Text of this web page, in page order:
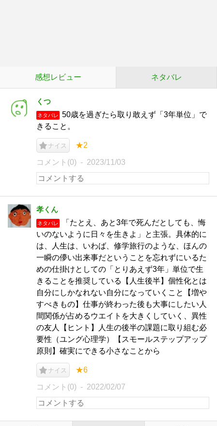
感想レビュー ネタバレ
くつ
ネタバレ
50歳を過ぎたら取り敢えず「3年単位」で
きること。
ナイス ★2
コメント(0) 2023/11/03
孝くん
ネタバレ
「たとえ、あと3年で死んだとしても、悔
いのないように日々を生きよ」と主張。具体的に
は、人生は、いわば、修学旅行のような、ほんの
一瞬の儚い出来事だということを忘れずにいるた
めの仕掛けとしての「とりあえず3年」単位で生
きることを推奨している【人生後半】個性化とは
自分にしかなれない自分になっていくこと【増や
すべきもの】仕事が終わった後も大事にしたい人
間関係が占めるウエイトを大きくしていく、異性
の友人【ヒント】人生の後半の課題に取り組む必
要性（ユング心理学）【スモールステップアップ
原則】確実にできる小さなことから
ナイス ★6
コメント(0) 2022/02/07